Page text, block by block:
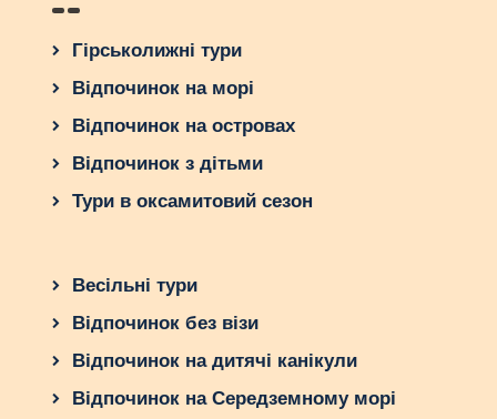
Гірськолижні тури
Відпочинок на морі
Відпочинок на островах
Відпочинок з дітьми
Тури в оксамитовий сезон
Весільні тури
Відпочинок без візи
Відпочинок на дитячі канікули
Відпочинок на Середземному морі